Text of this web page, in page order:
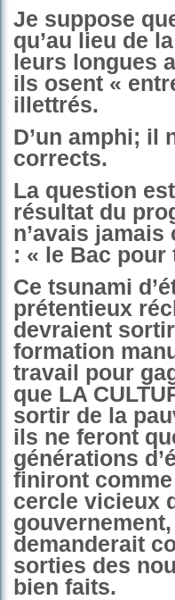
Je suppose
qu’au lieu de
leurs longues
ils osent «
illettrés.
D’un amphi; il
corrects.
La question
résultat du
n’avais jamais
: « le Bac pour
Ce tsunami
prétentieux
devraient
formation
travail pour
que LA
sortir de la
ils ne feront
générations
finiront
cercle vicieux
demanderait
sorties des
bien faits.